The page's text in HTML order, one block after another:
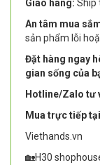
Giao hàng: Ship
An tâm mua
sản phẩm lỗi
Đặt hàng ngay
gian sống của
Hotline/Zalo tư
Mua trực tiếp
Viethands.vn
🏡H30